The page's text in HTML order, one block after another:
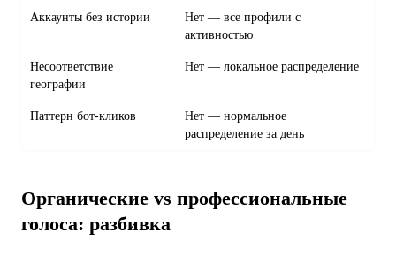
Аккаунты без истории
Нет — все профили с
активностью
Несоответствие
географии
Нет — локальное распределение
Паттерн бот-кликов
Нет — нормальное
распределение за день
Органические vs профессиональные
голоса: разбивка